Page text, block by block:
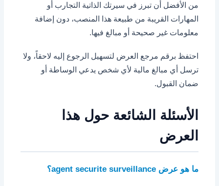
من الأفضل أن تبرز في سيرتك الذاتية التجارب أو
المهارات القريبة من طبيعة هذا المنصب، دون إضافة
معلومات غير صحيحة أو مبالغ فيها.
احتفظ برقم مرجع العرض لتسهيل الرجوع إليه لاحقاً، ولا
ترسل أي مبالغ مالية لأي شخص يدعي الوساطة أو
ضمان القبول.
الأسئلة الشائعة حول هذا
العرض
ما هو عرض agent securite surveillance؟